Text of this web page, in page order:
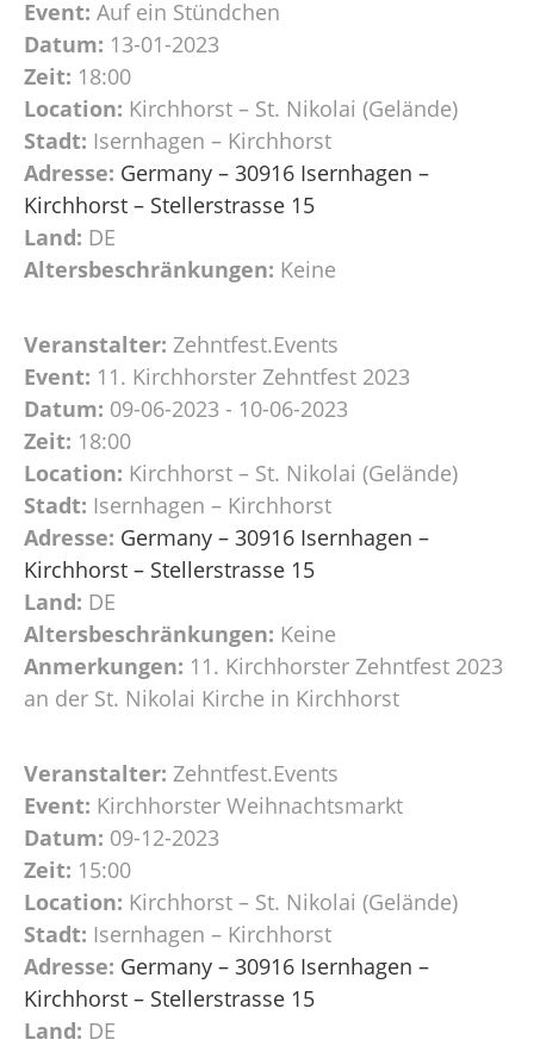
Event: Auf ein Stündchen
Datum: 13-01-2023
Zeit: 18:00
Location: Kirchhorst – St. Nikolai (Gelände)
Stadt: Isernhagen – Kirchhorst
Adresse: Germany – 30916 Isernhagen –
Kirchhorst – Stellerstrasse 15
Land: DE
Altersbeschränkungen: Keine
Veranstalter: Zehntfest.Events
Event: 11. Kirchhorster Zehntfest 2023
Datum: 09-06-2023 - 10-06-2023
Zeit: 18:00
Location: Kirchhorst – St. Nikolai (Gelände)
Stadt: Isernhagen – Kirchhorst
Adresse: Germany – 30916 Isernhagen –
Kirchhorst – Stellerstrasse 15
Land: DE
Altersbeschränkungen: Keine
Anmerkungen: 11. Kirchhorster Zehntfest 2023
an der St. Nikolai Kirche in Kirchhorst
Veranstalter: Zehntfest.Events
Event: Kirchhorster Weihnachtsmarkt
Datum: 09-12-2023
Zeit: 15:00
Location: Kirchhorst – St. Nikolai (Gelände)
Stadt: Isernhagen – Kirchhorst
Adresse: Germany – 30916 Isernhagen –
Kirchhorst – Stellerstrasse 15
Land: DE